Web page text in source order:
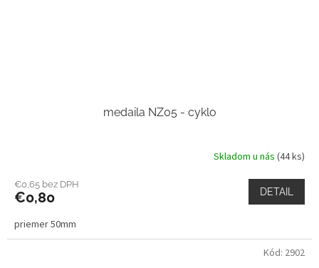
medaila NZ05 - cyklo
Skladom u nás (44 ks)
€0,65 bez DPH
€0,80 DETAIL
priemer 50mm
Kód: 2902